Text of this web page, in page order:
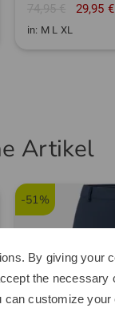
74,95 € 29,95 €
in: M L XL
Artikel
-51%
By giving your
the
customize your